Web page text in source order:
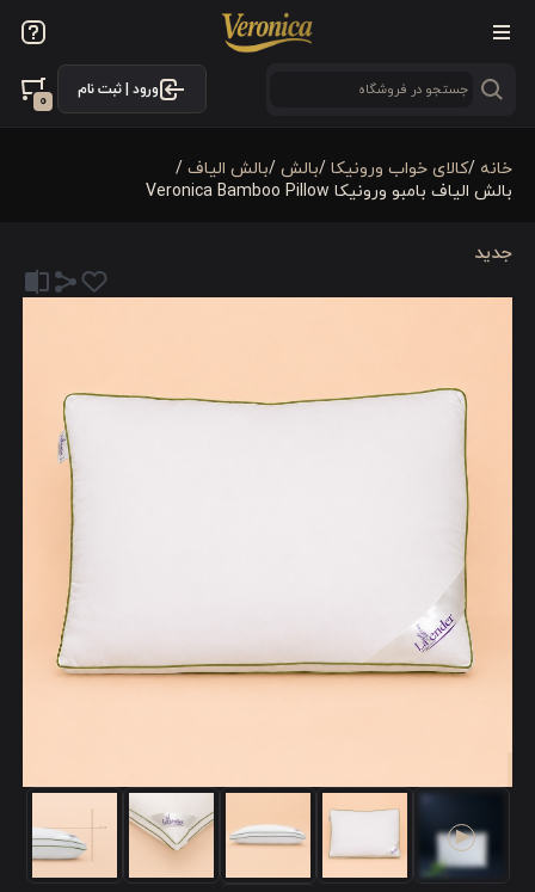
ورود | ثبت نام
0
خانه /کالای خواب ورونیکا /بالش /بالش الیاف /
بالش الیاف بامبو ورونیکا Veronica Bamboo Pillow
جدید